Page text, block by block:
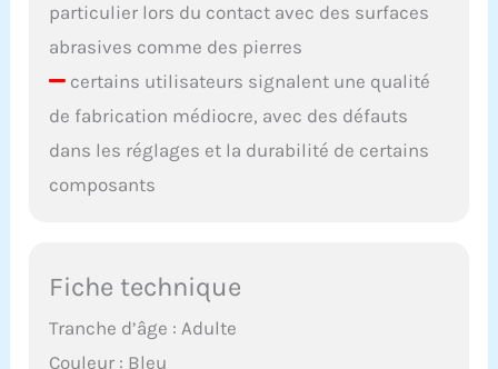
particulier lors du contact avec des surfaces
abrasives comme des pierres
certains utilisateurs signalent une qualité
de fabrication médiocre, avec des défauts
dans les réglages et la durabilité de certains
composants
Fiche technique
Tranche d’âge : Adulte
Couleur : Bleu